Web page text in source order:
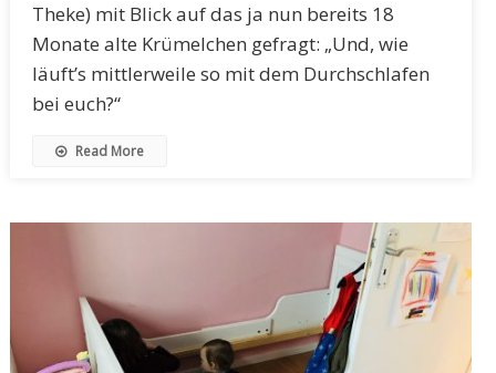
Theke) mit Blick auf das ja nun bereits 18
Monate alte Krümelchen gefragt: „Und, wie
läuft’s mittlerweile so mit dem Durchschlafen
bei euch?“
Read More